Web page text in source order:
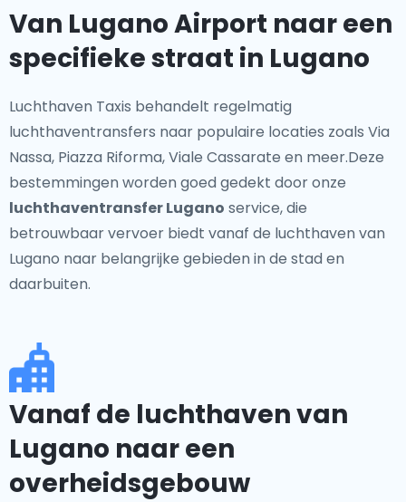
Van Lugano Airport naar een
specifieke straat in Lugano
Luchthaven Taxis behandelt regelmatig
luchthaventransfers naar populaire locaties zoals Via
Nassa, Piazza Riforma, Viale Cassarate en meer.Deze
bestemmingen worden goed gedekt door onze
luchthaventransfer Lugano service, die
betrouwbaar vervoer biedt vanaf de luchthaven van
Lugano naar belangrijke gebieden in de stad en
daarbuiten.
Vanaf de luchthaven van
Lugano naar een
overheidsgebouw